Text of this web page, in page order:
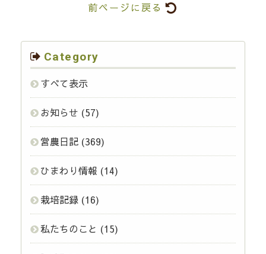
前ページに戻る
Category
すべて表示
お知らせ (57)
営農日記(369)
ひまわり情報 (14)
栽培記録(16)
私たちのこと (15)